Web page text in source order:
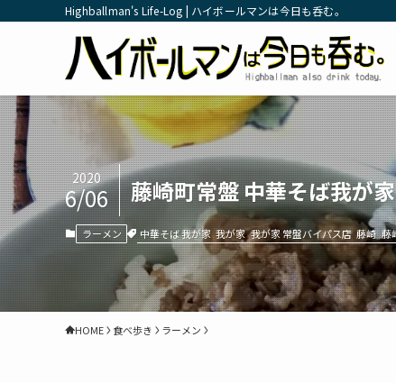
Highballman's Life-Log | ハイボールマンは今日も呑む。
藤崎町常盤 中華そば我が
2020
6/06
ラーメン 中華そば 我が家 我が家 我が家 常盤バイパス店 藤崎 藤
HOME 食べ歩き ラーメン